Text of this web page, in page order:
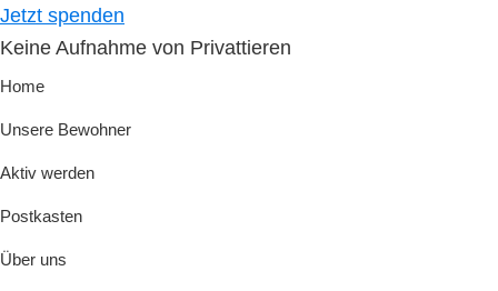
Skip
to
primary
Skip
to
main
Jetzt spenden
Keine Aufnahme von Privattieren
Home
Unsere Bewohner
Aktiv werden
Postkasten
Über uns